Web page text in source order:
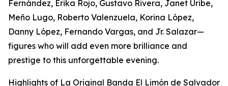
Fernández, Erika Rojo, Gustavo Rivera, Janet Uribe,
Meño Lugo, Roberto Valenzuela, Korina López,
Danny López, Fernando Vargas, and Jr. Salazar—
figures who will add even more brilliance and
prestige to this unforgettable evening.
Highlights of La Original Banda El Limón de Salvador